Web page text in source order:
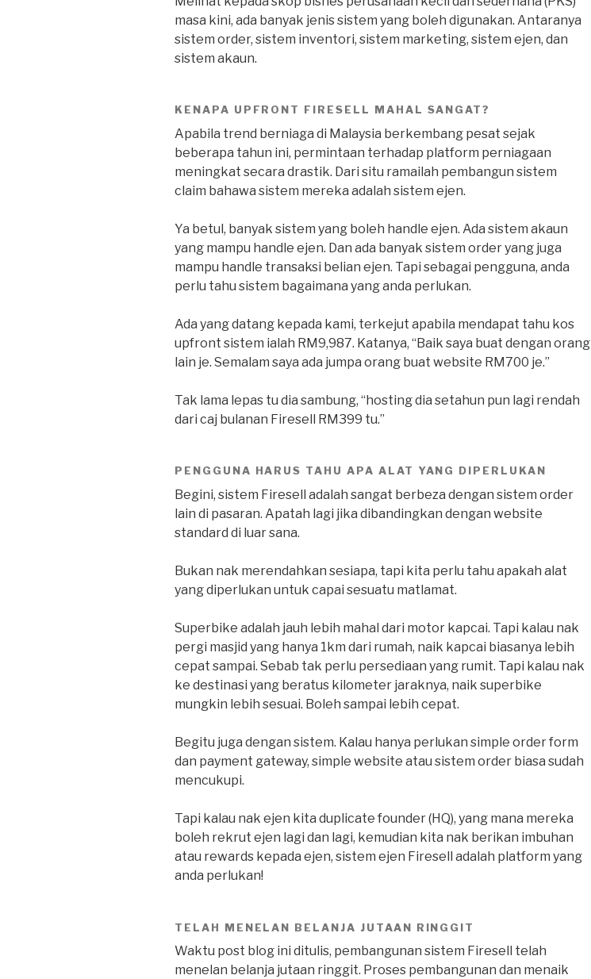
masa kini, ada banyak jenis sistem yang boleh digunakan. Antaranya
sistem order, sistem inventori, sistem marketing, sistem ejen, dan
sistem akaun.
KENAPA UPFRONT FIRESELL MAHAL SANGAT?
Apabila trend berniaga di Malaysia berkembang pesat sejak
beberapa tahun ini, permintaan terhadap platform perniagaan
meningkat secara drastik. Dari situ ramailah pembangun sistem
claim bahawa sistem mereka adalah sistem ejen.
Ya betul, banyak sistem yang boleh handle ejen. Ada sistem akaun
yang mampu handle ejen. Dan ada banyak sistem order yang juga
mampu handle transaksi belian ejen. Tapi sebagai pengguna, anda
perlu tahu sistem bagaimana yang anda perlukan.
Ada yang datang kepada kami, terkejut apabila mendapat tahu kos
upfront sistem ialah RM9,987. Katanya, “Baik saya buat dengan orang
lain je. Semalam saya ada jumpa orang buat website RM700 je.”
Tak lama lepas tu dia sambung, “hosting dia setahun pun lagi rendah
dari caj bulanan Firesell RM399 tu.”
PENGGUNA HARUS TAHU APA ALAT YANG DIPERLUKAN
Begini, sistem Firesell adalah sangat berbeza dengan sistem order
lain di pasaran. Apatah lagi jika dibandingkan dengan website
standard di luar sana.
Bukan nak merendahkan sesiapa, tapi kita perlu tahu apakah alat
yang diperlukan untuk capai sesuatu matlamat.
Superbike adalah jauh lebih mahal dari motor kapcai. Tapi kalau nak
pergi masjid yang hanya 1km dari rumah, naik kapcai biasanya lebih
cepat sampai. Sebab tak perlu persediaan yang rumit. Tapi kalau nak
ke destinasi yang beratus kilometer jaraknya, naik superbike
mungkin lebih sesuai. Boleh sampai lebih cepat.
Begitu juga dengan sistem. Kalau hanya perlukan simple order form
dan payment gateway, simple website atau sistem order biasa sudah
mencukupi.
Tapi kalau nak ejen kita duplicate founder (HQ), yang mana mereka
boleh rekrut ejen lagi dan lagi, kemudian kita nak berikan imbuhan
atau rewards kepada ejen, sistem ejen Firesell adalah platform yang
anda perlukan!
TELAH MENELAN BELANJA JUTAAN RINGGIT
Waktu post blog ini ditulis, pembangunan sistem Firesell telah
menelan belanja jutaan ringgit. Proses pembangunan dan menaik